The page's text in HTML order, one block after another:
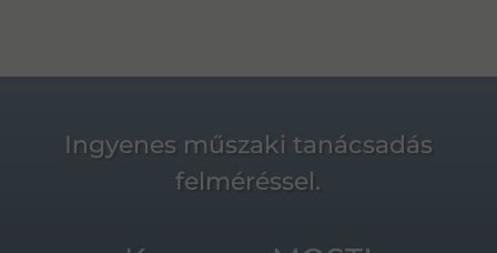
Ingyenes műszaki tanácsadás
felméréssel.